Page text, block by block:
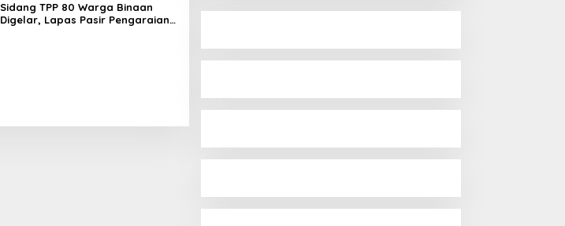
Sidang TPP 80 Warga Binaan
Digelar, Lapas Pasir Pengaraian